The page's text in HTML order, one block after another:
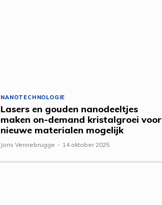
NANOTECHNOLOGIE
Lasers en gouden nanodeeltjes
maken on-demand kristalgroei voor
nieuwe materialen mogelijk
Joris Vennebrugge - 14 oktober 2025